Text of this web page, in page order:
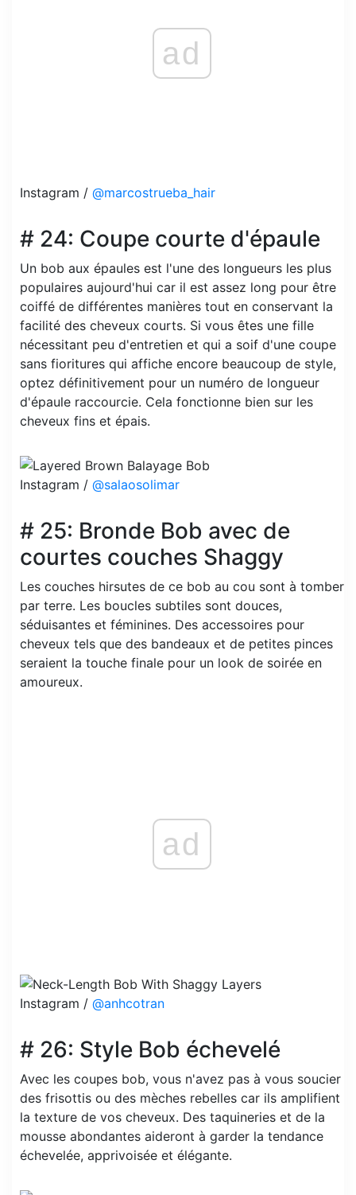
ad
Instagram / @marcostrueba_hair
# 24: Coupe courte d'épaule
Un bob aux épaules est l'une des longueurs les plus
populaires aujourd'hui car il est assez long pour être
coiffé de différentes manières tout en conservant la
facilité des cheveux courts. Si vous êtes une fille
nécessitant peu d'entretien et qui a soif d'une coupe
sans fioritures qui affiche encore beaucoup de style,
optez définitivement pour un numéro de longueur
d'épaule raccourcie. Cela fonctionne bien sur les
cheveux fins et épais.
Instagram / @salaosolimar
# 25: Bronde Bob avec de
courtes couches Shaggy
Les couches hirsutes de ce bob au cou sont à tomber
par terre. Les boucles subtiles sont douces,
séduisantes et féminines. Des accessoires pour
cheveux tels que des bandeaux et de petites pinces
seraient la touche finale pour un look de soirée en
amoureux.
ad
Instagram / @anhcotran
# 26: Style Bob échevelé
Avec les coupes bob, vous n'avez pas à vous soucier
des frisottis ou des mèches rebelles car ils amplifient
la texture de vos cheveux. Des taquineries et de la
mousse abondantes aideront à garder la tendance
échevelée, apprivoisée et élégante.